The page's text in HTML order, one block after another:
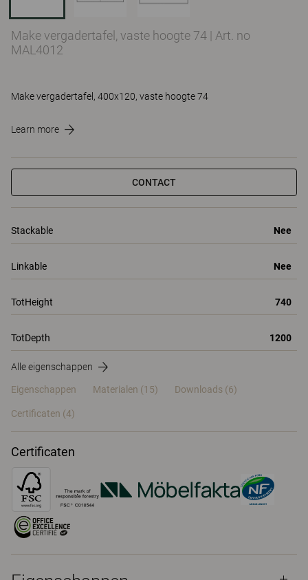
Make vergadertafel, vaste hoogte 74 | Art. no
MAL4012
Make vergadertafel, 400x120, vaste hoogte 74
Learn more
CONTACT
Stackable Nee
Linkable Nee
TotHeight 740
TotDepth 1200
Alle eigenschappen
Eigenschappen Materialen (15) Downloads (6)
Certificaten (4)
Certificaten